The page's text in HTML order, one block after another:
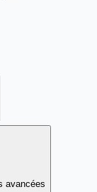
avancées